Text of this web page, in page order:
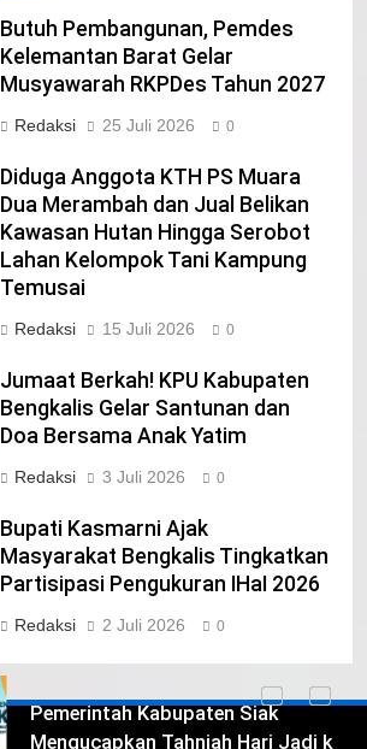
Butuh Pembangunan, Pemdes
Kelemantan Barat Gelar
Musyawarah RKPDes Tahun 2027
Redaksi 25 Juli 2026 0
Diduga Anggota KTH PS Muara
Dua Merambah dan Jual Belikan
Kawasan Hutan Hingga Serobot
Lahan Kelompok Tani Kampung
Temusai
Redaksi 15 Juli 2026 0
Jumaat Berkah! KPU Kabupaten
Bengkalis Gelar Santunan dan
Doa Bersama Anak Yatim
Redaksi 3 Juli 2026 0
Bupati Kasmarni Ajak
Masyarakat Bengkalis Tingkatkan
Partisipasi Pengukuran IHaI 2026
Redaksi 2 Juli 2026 0
Iklan Pemerintah Kabupaten Siak
IKLAN
NORMAN SILITONGA CALEG DPRD
PROVINSI DKI JAKARTA
IKLAN
NURGARAHA HARPAL NOVTEN, SH
CALON ANGGOTA DPRD PROVINSI
Pimpinan Beserta Anggota DPRD
Kabupaten Siak Mengucapkan
IKLAN
Pemerintah Kabupaten Siak
Mengucapkan Tahniah Hari Jadi ke-